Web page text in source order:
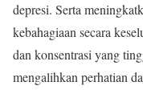
depresi. Serta
kebahagiaan secara
dan konsentrasi yang
mengalihkan perhatian